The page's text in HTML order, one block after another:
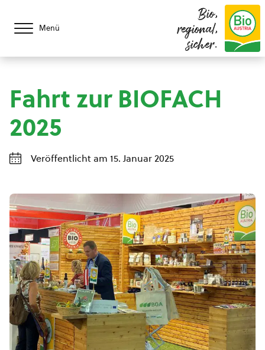
Menü
Bio,
regional,
sicher.
Fahrt zur BIOFACH
2025
Veröffentlicht am 15. Januar 2025